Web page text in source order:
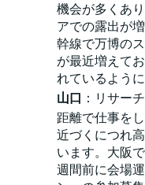
機会が多くあ
アでの露出が
幹線で万博の
が最近増えて
れているように
山口 ：リサー
距離で仕事を
近づくにつれ
います。大阪
週間前に会場